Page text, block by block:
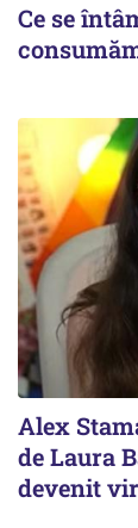
Ce se
Alex
de Laura
devenit